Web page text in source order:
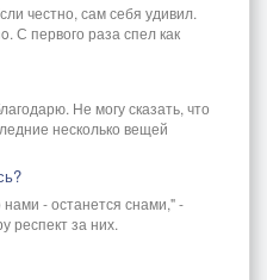
честно, сам себя удивил.
С первого раза спел как
Не могу сказать, что
несколько вещей
- останется снами," -
респект за них.